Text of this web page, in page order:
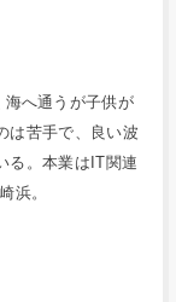
へ通うが子供が
は苦手で、良い波
る。本業はIT関連
浜。